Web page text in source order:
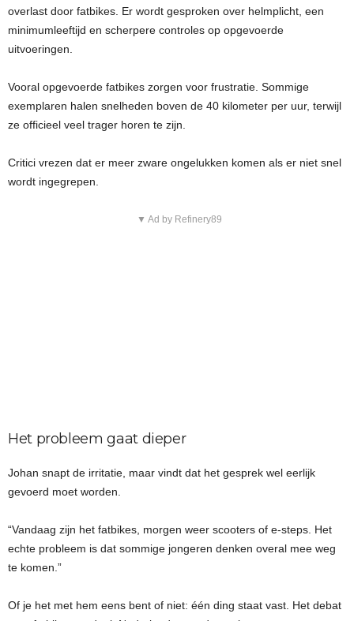
overlast door fatbikes. Er wordt gesproken over helmplicht, een
minimumleeftijd en scherpere controles op opgevoerde
uitvoeringen.
Vooral opgevoerde fatbikes zorgen voor frustratie. Sommige
exemplaren halen snelheden boven de 40 kilometer per uur, terwijl
ze officieel veel trager horen te zijn.
Critici vrezen dat er meer zware ongelukken komen als er niet snel
wordt ingegrepen.
▼ Ad by Refinery89
Het probleem gaat dieper
Johan snapt de irritatie, maar vindt dat het gesprek wel eerlijk
gevoerd moet worden.
“Vandaag zijn het fatbikes, morgen weer scooters of e-steps. Het
echte probleem is dat sommige jongeren denken overal mee weg
te komen.”
Of je het met hem eens bent of niet: één ding staat vast. Het debat